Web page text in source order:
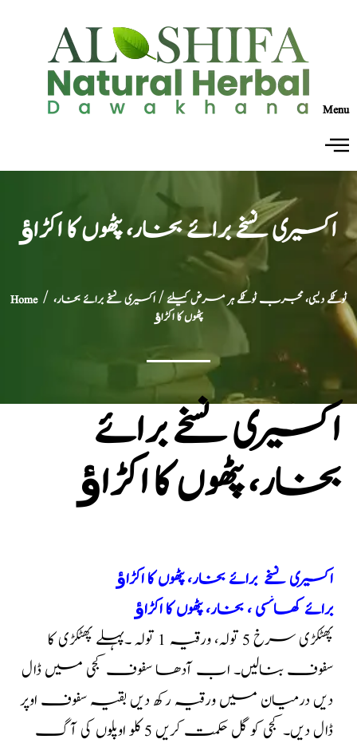
Menu
اکسیری نسخے برائے بخار، پٹھوں کا اکڑاﺅ
Home/ ٹوٹکے دیسی، مجرب ٹوٹکے ہر مرض کیلئے/ اکسیری نسخے برائے بخار،
پٹھوں کا اکڑاﺅ
اکسیری نسخے برائے
بخار، پٹھوں کا اکڑاﺅ
اکسیری نسخے برائے بخار، پٹھوں کا اکڑاﺅ
برائے کھانسی ، بخار، پٹھوں کا اکڑاﺅ
پھٹکڑی سرخ 5 تولہ، ورقیہ 1 تولہ ۔پہلے پھٹکڑی کا
سفوف بنالیں۔ اب آدھا سفوف کجی میں ڈال
دیں درمیان میں ورقیہ رکھ دیں بقیہ سفوف اوپر
ڈال دیں۔ کجی کو گل حکمت کریں 5 کلو اوپلوں کی آگ